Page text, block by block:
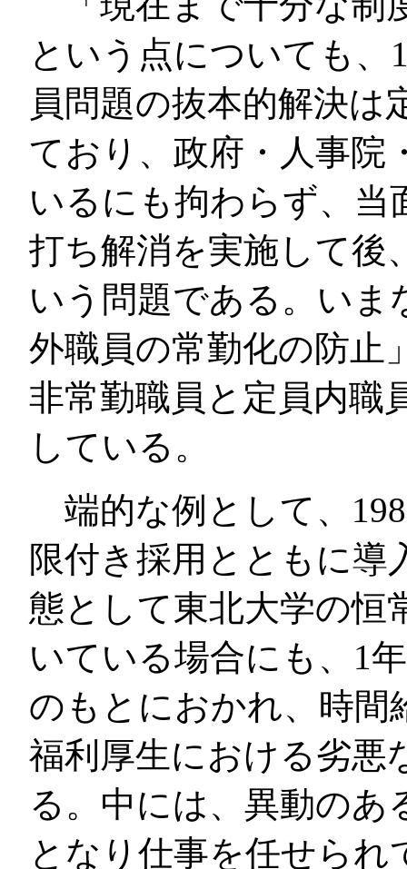
という点についても、
員問題の抜本的解決は
ており、政府・人事院
いるにも拘わらず、当
打ち解消を実施して後
いう問題である。いま
外職員の常勤化の防止
非常勤職員と定員内職
している。
端的な例として、
限付き採用とともに導
態として東北大学の恒
いている場合にも、1
のもとにおかれ、時間
福利厚生における劣悪
る。中には、異動のあ
となり仕事を任せら